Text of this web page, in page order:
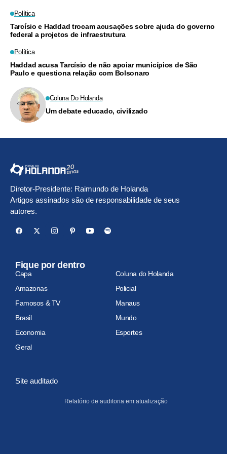
Política
Tarcísio e Haddad trocam acusações sobre ajuda do governo
federal a projetos de infraestrutura
Política
Haddad acusa Tarcísio de não apoiar municípios de São
Paulo e questiona relação com Bolsonaro
Coluna Do Holanda
Um debate educado, civilizado
Diretor-Presidente: Raimundo de Holanda
Artigos assinados são de responsabilidade de seus
autores.
Fique por dentro
Capa
Coluna do Holanda
Amazonas
Policial
Famosos & TV
Manaus
Brasil
Mundo
Economia
Esportes
Geral
Site auditado
Relatório de auditoria em atualização